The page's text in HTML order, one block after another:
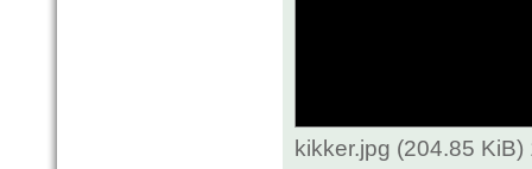
kikker.jpg (204.85